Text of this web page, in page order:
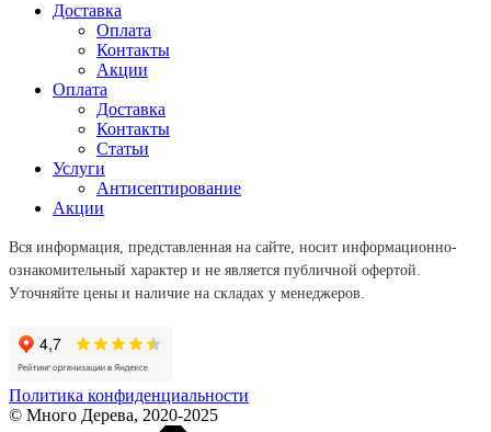
Доставка
Оплата
Контакты
Акции
Оплата
Доставка
Контакты
Статьи
Услуги
Антисептирование
Акции
Вся информация, представленная на сайте, носит информационно-
ознакомительный характер и не является публичной офертой.
Уточняйте цены и наличие на складах у менеджеров.
Политика конфиденциальности
© Много Дерева, 2020-2025